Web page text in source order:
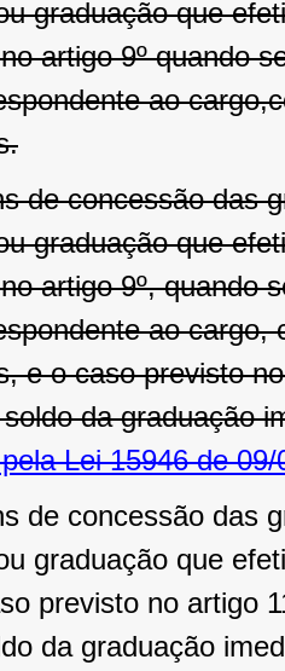
graduação que
artigo 9º quando
ao
de concessão das
graduação que
artigo 9º, quando
ao
e o caso previsto
da graduação
Lei 15946 de 09/
de concessão das
graduação que
previsto no artigo
da graduação